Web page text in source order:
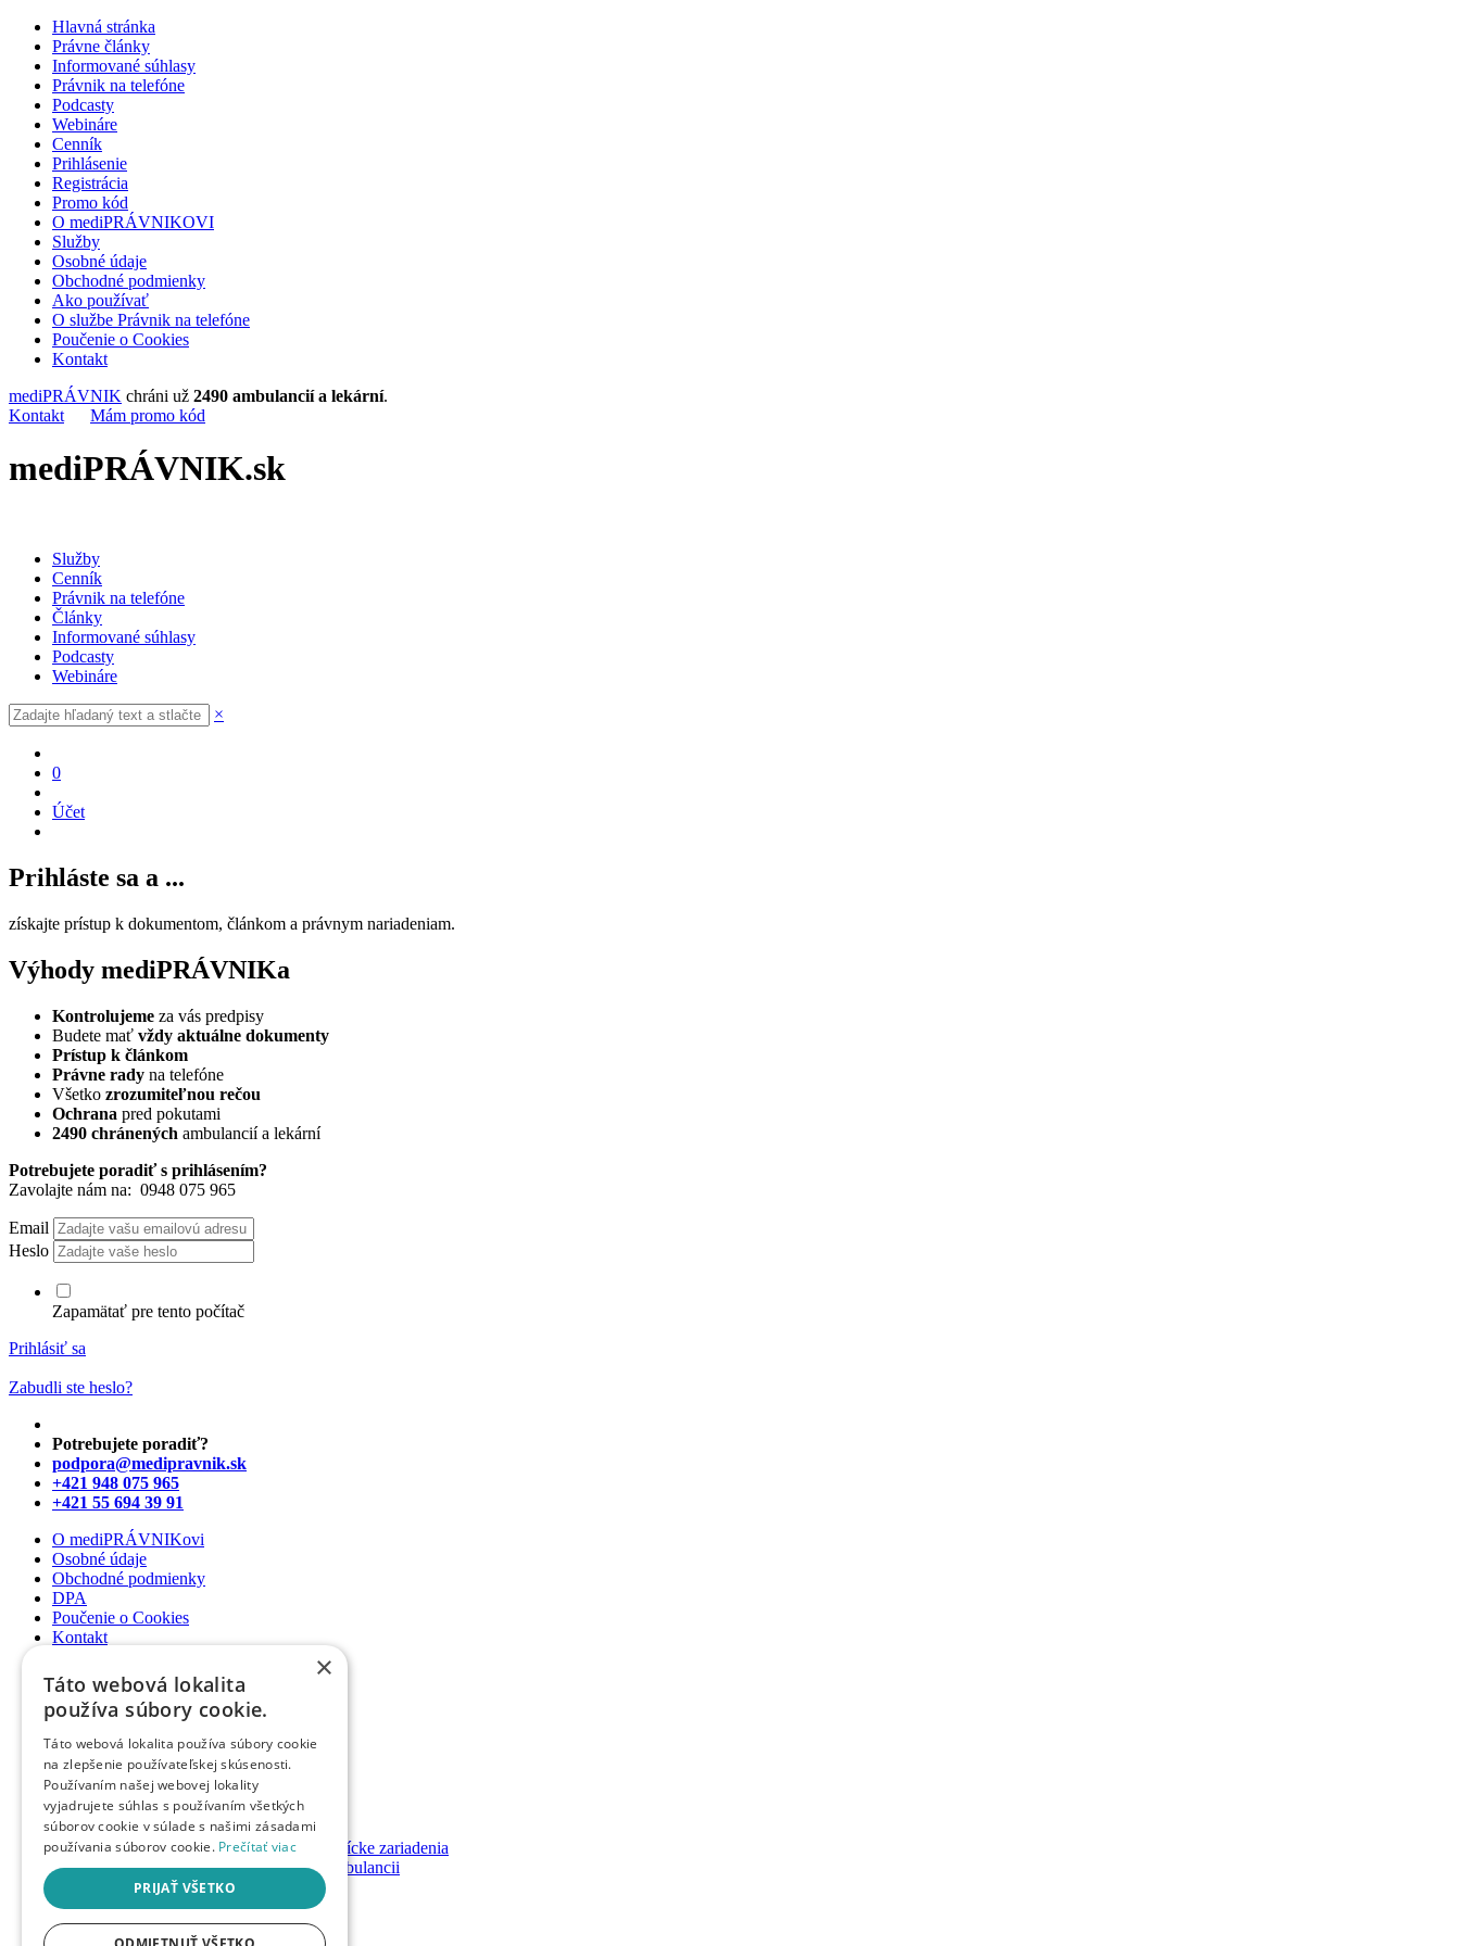
Hlavná stránka
Právne články
Informované súhlasy
Právnik na telefóne
Podcasty
Webináre
Cenník
Prihlásenie
Registrácia
Promo kód
O mediPRÁVNIKOVI
Služby
Osobné údaje
Obchodné podmienky
Ako používať
O službe Právnik na telefóne
Poučenie o Cookies
Kontakt
mediPRÁVNIK chráni už 2490 ambulancií a lekární.
Kontakt
Mám promo kód
mediPRÁVNIK.sk
Služby
Cenník
Právnik na telefóne
Články
Informované súhlasy
Podcasty
Webináre
×
0
Účet
Prihláste sa a ...
získajte prístup k dokumentom, článkom a právnym nariadeniam.
Výhody mediPRÁVNIKa
Kontrolujeme za vás predpisy
Budete mať vždy aktuálne dokumenty
Prístup k článkom
Právne rady na telefóne
Všetko zrozumiteľnou rečou
Ochrana pred pokutami
2490 chránených ambulancií a lekární
Potrebujete poradiť s prihlásením?
Zavolajte nám na: 0948 075 965
Email
Heslo
Zapamätať pre tento počítač
Prihlásiť sa
Zabudli ste heslo?
Potrebujete poradiť?
podpora@medipravnik.sk
+421 948 075 965
+421 55 694 39 91
O mediPRÁVNIKovi
Osobné údaje
Obchodné podmienky
DPA
Poučenie o Cookies
Kontakt
Newsletter
Články
Podcasty
Informované súhlasy
Právny web pre ambulancie
Právnik na telefóne
GDPR ambulancie / lekárne
Systémy bezpečnosti pacienta pre zdravotnícke zariadenia
Nastavenie priamych platieb pacienta v ambulancii
Založenie / prevody ambulancií a lekární
Registrácia
×
Táto webová lokalita
používa súbory cookie.
Táto webová lokalita používa súbory cookie
na zlepšenie používateľskej skúsenosti.
Používaním našej webovej lokality
vyjadrujete súhlas s používaním všetkých
súborov cookie v súlade s našimi zásadami
používania súborov cookie. Prečítať viac
PRIJAŤ VŠETKO